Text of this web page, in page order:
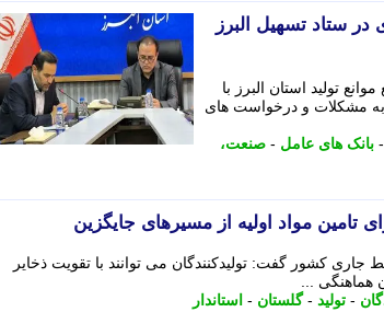
مشکلات 8 واحد تولیدی در ستاد تسهیل البرز
تولید استان البرز با
مشکلات و درخواست های
- بانک های عامل - صنعت،
تامین مواد اولیه از مسیرهای جایگزین
جاری کشور گفت: تولیدکنندگان می توانند با تقویت ذخایر
هماهنگی ...
- تولید -گلستان - استاندار